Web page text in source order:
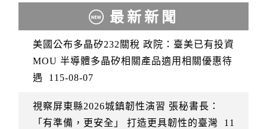
最新新聞
美國公布多晶矽232關稅 政院：臺美已有投資
MOU 半導體多晶矽相關產品適用相關優惠待
遇
115-08-07
視察屏東縣2026城鎮韌性演習 張秘書長：
「有準備，更安全」 打造更具韌性的臺灣
11